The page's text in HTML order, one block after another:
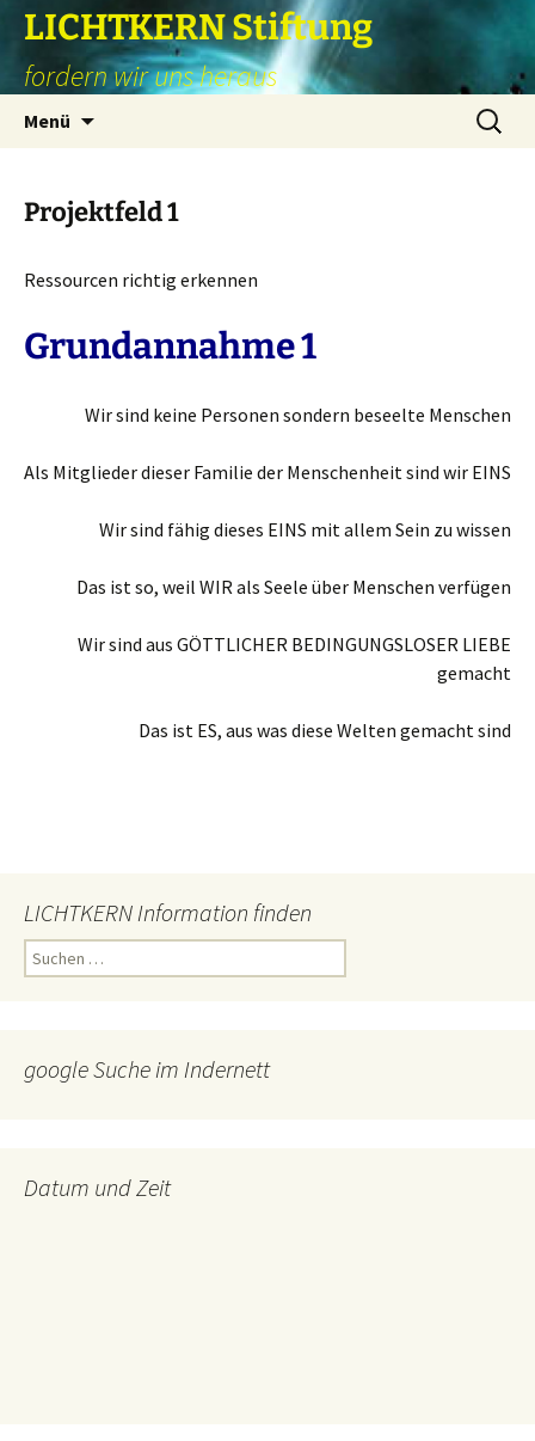
Zum
Inhalt
springen
LICHTKERN Stiftung
fordern wir uns heraus
Menü
Suchen
nach:
Projektfeld 1
Ressourcen richtig erkennen
Grundannahme 1
Wir sind keine Personen sondern beseelte Menschen
Als Mitglieder dieser Familie der Menschenheit sind wir EINS
Wir sind fähig dieses EINS mit allem Sein zu wissen
Das ist so, weil WIR als Seele über Menschen verfügen
Wir sind aus GÖTTLICHER BEDINGUNGSLOSER LIEBE
gemacht
Das ist ES, aus was diese Welten gemacht sind
LICHTKERN Information finden
Suchen
nach:
google Suche im Indernett
Datum und Zeit